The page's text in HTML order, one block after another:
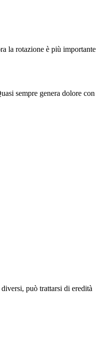
la rotazione è più importante
sempre genera dolore con
può trattarsi di eredità